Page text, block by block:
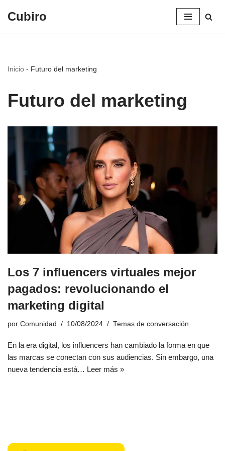
Cubiro
Inicio - Futuro del marketing
Futuro del marketing
Los 7 influencers virtuales mejor
pagados: revolucionando el
marketing digital
por Comunidad 10/08/2024 Temas de conversación
En la era digital, los influencers han cambiado la forma en que
las marcas se conectan con sus audiencias. Sin embargo, una
nueva tendencia está… Leer más »